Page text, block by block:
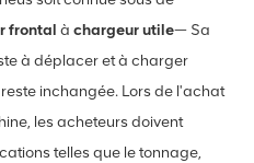
frontal à chargeur utile— Sa
à déplacer et à charger
inchangée. Lors de l'achat
les acheteurs doivent
telles que le tonnage,